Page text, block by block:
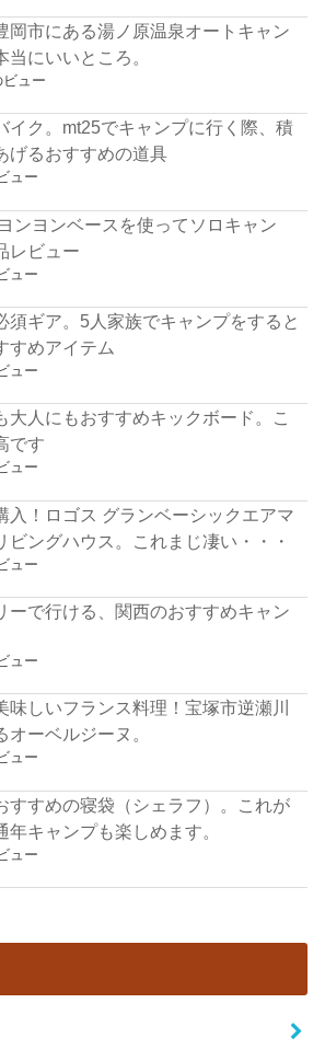
岡市にある湯ノ原温泉オートキャン
当にいいところ。
ュー
イク。mt25でキャンプに行く際、積
げるおすすめの道具
ュー
ンヨンベースを使ってソロキャン
レビュー
ュー
須ギア。5人家族でキャンプをすると
すめアイテム
ュー
大人にもおすすめキックボード。こ
です
ュー
入！ロゴス グランベーシックエアマ
ビングハウス。これまじ凄い・・・
ュー
ーで行ける、関西のおすすめキャン
ュー
味しいフランス料理！宝塚市逆瀬川
オーベルジーヌ。
ュー
すすめの寝袋（シェラフ）。これが
年キャンプも楽しめます。
ュー